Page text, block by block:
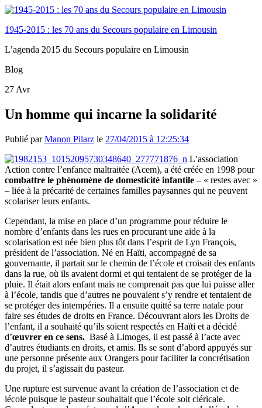
1945-2015 : les 70 ans du Secours populaire en Limousin
L’agenda 2015 du Secours populaire en Limousin
Blog
27 Avr
Un homme qui incarne la solidarité
Publié parManon Pilarz le 27/04/2015 à 12:25:34
L’association
Action contre l’enfance maltraitée (Acem), a été créée en 1998 pour
combattre le phénomène de domesticité infantile – « restes avec »
– liée à la précarité de certaines familles paysannes qui ne peuvent
scolariser leurs enfants.
Cependant, la mise en place d’un programme pour réduire le
nombre d’enfants dans les rues en procurant une aide à la
scolarisation est née bien plus tôt dans l’esprit de Lyn François,
président de l’association. Né en Haïti, accompagné de sa
gouvernante, il partait sur le chemin de l’école et croisait des enfants
dans la rue, où ils avaient dormi et qui tentaient de se protéger de la
pluie. Il était alors enfant mais ne comprenait pas que lui puisse aller
à l’école, tandis que d’autres ne pouvaient s’y rendre et tentaient de
se protéger des intempéries. Il a ensuite quitté sa terre natale pour
faire ses études de droits en France. Découvrant alors les Droits de
l’enfant, il a souhaité qu’ils soient respectés en Haïti et a décidé
d’œuvrer en ce sens. Basé à Limoges, il est passé à l’acte avec
d’autres étudiants en droits, et amis. Ils se sont d’abord appuyés sur
une personne présente aux Orangers pour faciliter la concrétisation
du projet, il s’agissait du pasteur.
Une rupture est survenue avant la création de l’association et de
lécole puisque le pasteur souhaitait que l’école soit cléricale.